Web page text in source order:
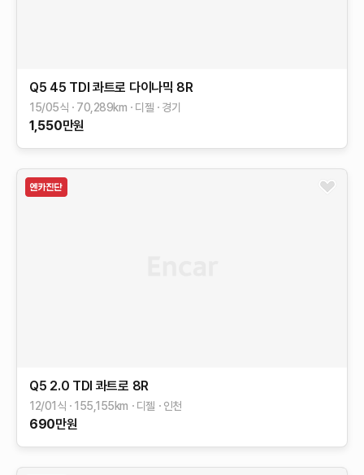
Q5 45 TDI 콰트로 다이나믹 8R
15/05식 70,289km 디젤 경기
1,550만원
Q5 2.0 TDI 콰트로 8R
12/01식 155,155km 디젤 인천
690만원